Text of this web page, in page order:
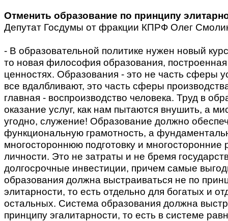
Отменить образование по принципу
Депутат Госдумы от фракции КПРФ Олег
- В образовательной политике нужен новый
то новая философия образования,
ценностях. Образования - это не часть сферы
все вдалбливают, это часть сферы
главная - воспроизводство человека. Труд в
оказание услуг, как нам пытаются внушить, а
угодно, служение! Образование должно
функциональную грамотность, а
многостороннюю подготовку и многосторонние
личности. Это не затраты и не бремя
долгосрочные инвестиции, причем самые
образования должна выстраиваться не по
элитарности, то есть отдельно для богатых и
остальных. Система образования должна
принципу эгалитарности, то есть в системе